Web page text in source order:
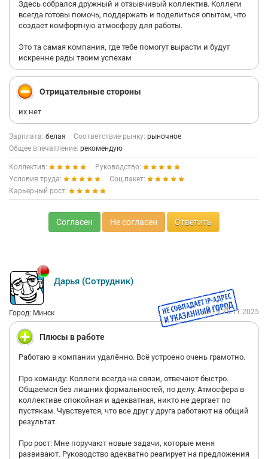
Здесь собрался дружный и отзывчивый коллектив. Коллеги
всегда готовы помочь, поддержать и поделиться опытом, что
создает комфортную атмосферу для работы.
Это та самая компания, где тебе помогут вырасти и будут
искренне рады твоим успехам
Отрицательные стороны
их нет
Зарплата: белая Соответствие рынку: рыночное
Общее впечатление: рекомендую
Коллектив:
Руководство:
Условия труда:
Соц.пакет:
Карьерный рост:
Согласен Не согласен Ответить
Дарья (Сотрудник)
Город: Минск 15:19 25.11.2025
Плюсы в работе
Работаю в компании удалённо. Всё устроено очень грамотно.
Про команду: Коллеги всегда на связи, отвечают быстро.
Общаемся без лишних формальностей, по делу. Атмосфера в
коллективе спокойная и адекватная, никто не дергает по
пустякам. Чувствуется, что все друг у друга работают на общий
результат.
Про рост: Мне поручают новые задачи, которые меня
развивают. Руководство адекватно реагирует на предложения